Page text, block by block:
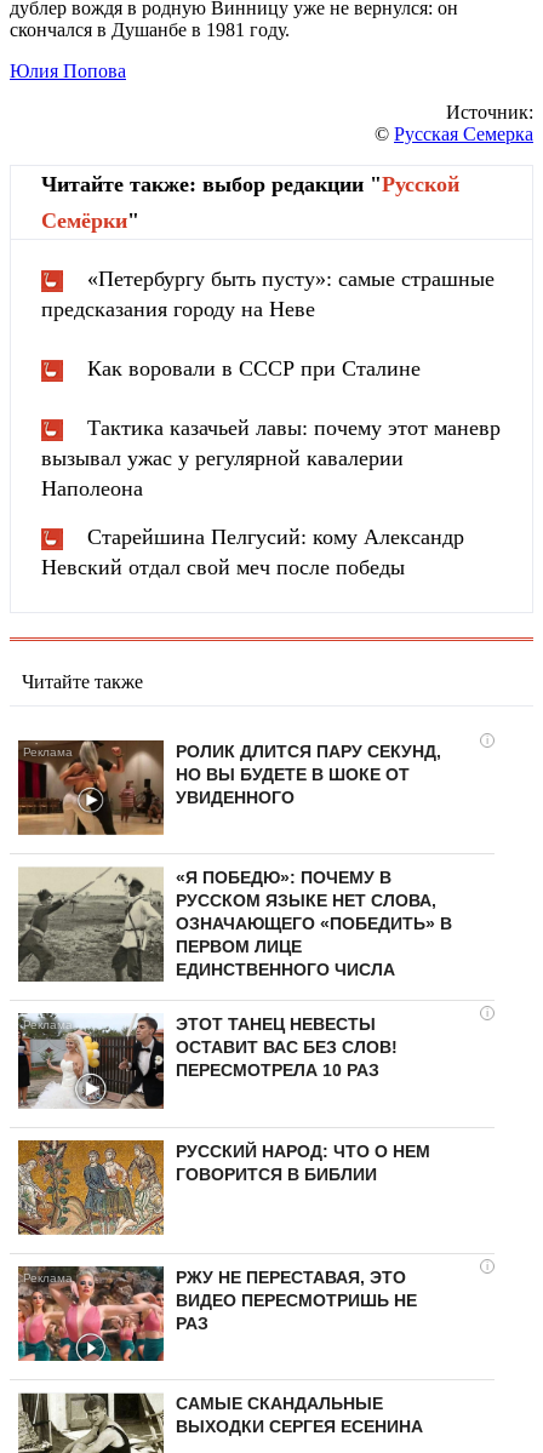
дублер вождя в родную Винницу уже не вернулся: он
скончался в Душанбе в 1981 году.
Юлия Попова
Источник:
© Русская Семерка
Читайте также: выбор редакции "Русской
Cемёрки"
«Петербургу быть пусту»: самые страшные
предсказания городу на Неве
Как воровали в СССР при Сталине
Тактика казачьей лавы: почему этот маневр
вызывал ужас у регулярной кавалерии
Наполеона
Старейшина Пелгусий: кому Александр
Невский отдал свой меч после победы
Читайте также
i
РОЛИК ДЛИТСЯ ПАРУ СЕКУНД,
НО ВЫ БУДЕТЕ В ШОКЕ ОТ
УВИДЕННОГО
«Я ПОБЕДЮ»: ПОЧЕМУ В
РУССКОМ ЯЗЫКЕ НЕТ СЛОВА,
ОЗНАЧАЮЩЕГО «ПОБЕДИТЬ» В
ПЕРВОМ ЛИЦЕ
ЕДИНСТВЕННОГО ЧИСЛА
i
ЭТОТ ТАНЕЦ НЕВЕСТЫ
ОСТАВИТ ВАС БЕЗ СЛОВ!
ПЕРЕСМОТРЕЛА 10 РАЗ
РУССКИЙ НАРОД: ЧТО О НЕМ
ГОВОРИТСЯ В БИБЛИИ
i
РЖУ НЕ ПЕРЕСТАВАЯ, ЭТО
ВИДЕО ПЕРЕСМОТРИШЬ НЕ
РАЗ
САМЫЕ СКАНДАЛЬНЫЕ
ВЫХОДКИ СЕРГЕЯ ЕСЕНИНА